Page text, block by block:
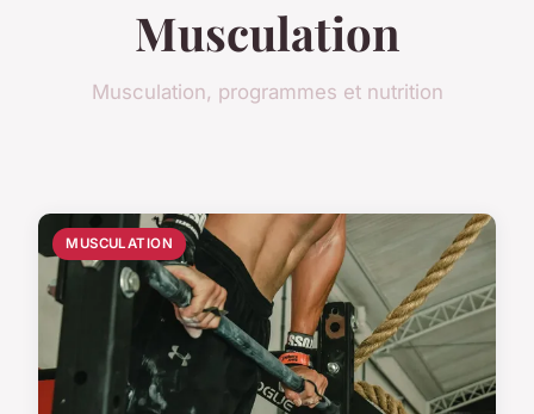
Musculation
Musculation, programmes et nutrition
MUSCULATION